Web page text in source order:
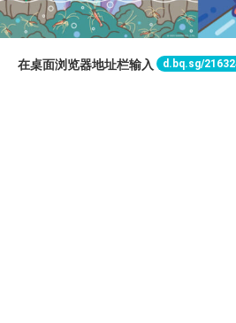
在桌面浏览器地址栏输入 d.bq.sg/